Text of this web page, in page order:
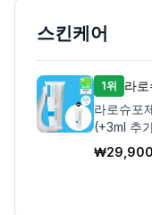
스킨케어
1위
라로
라로슈포
(+3ml 추
₩29,900